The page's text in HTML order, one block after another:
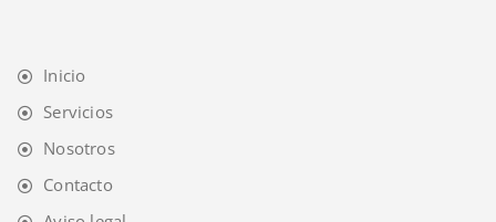
Inicio
Servicios
Nosotros
Contacto